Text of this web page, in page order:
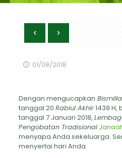
01/08/2018
Dengan mengucapkan
tanggal 20 Rabiul Akhir1439 H,
tanggal 7 Januari 2018,
Pengobatan Tradisional
menyapa Anda sekeluarga.
menyertai hari Anda.